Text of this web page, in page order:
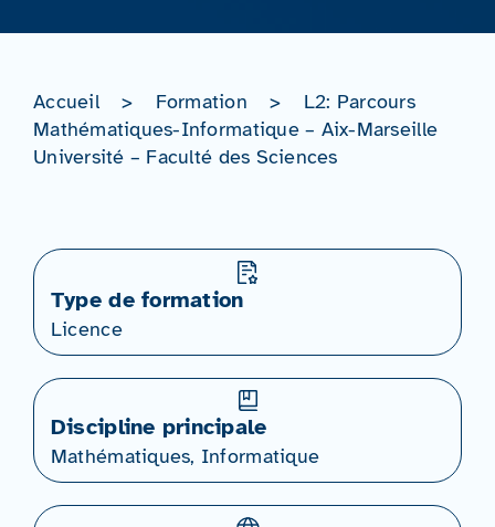
Accueil > Formation >
L2: Parcours
Mathématiques-Informatique – Aix-Marseille
Université – Faculté des Sciences
Type de formation
Licence
Discipline principale
Mathématiques, Informatique